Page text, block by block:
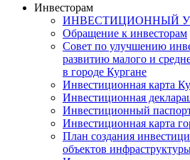
Инвесторам
ИНВЕСТИЦИОННЫЙ
Обращение к инвесторам
Совет по улучшению
развитию малого и
в городе Кургане
Инвестиционная карта
Инвестиционная
Инвестиционный
Инвестиционная карта
План создания
объектов